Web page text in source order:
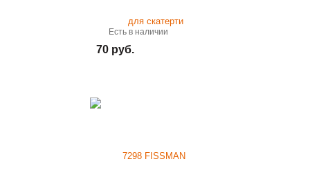
Есть в наличии
70 руб.